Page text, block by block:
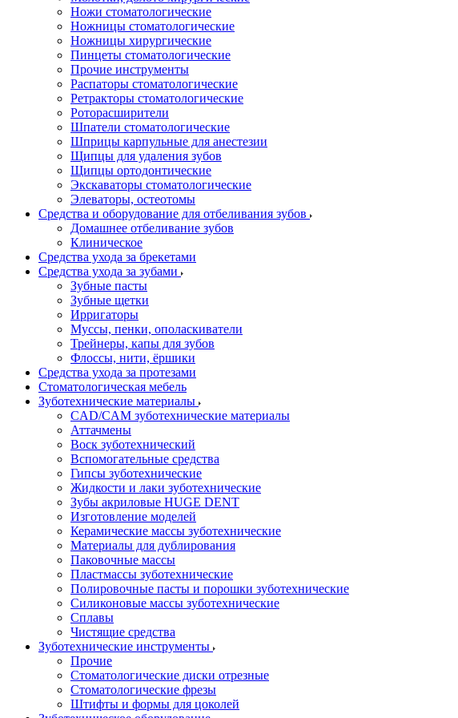
Ножи стоматологические
Ножницы стоматологические
Ножницы хирургические
Пинцеты стоматологические
Прочие инструменты
Распаторы стоматологические
Ретракторы стоматологические
Роторасширители
Шпатели стоматологические
Шприцы карпульные для анестезии
Щипцы для удаления зубов
Щипцы ортодонтические
Экскаваторы стоматологические
Элеваторы, остеотомы
Средства и оборудование для отбеливания зубов
Домашнее отбеливание зубов
Клиническое
Средства ухода за брекетами
Средства ухода за зубами
Зубные пасты
Зубные щетки
Ирригаторы
Муссы, пенки, ополаскиватели
Трейнеры, капы для зубов
Флоссы, нити, ёршики
Средства ухода за протезами
Стоматологическая мебель
Зуботехнические материалы
CAD/CAM зуботехнические материалы
Аттачмены
Воск зуботехнический
Вспомогательные средства
Гипсы зуботехнические
Жидкости и лаки зуботехнические
Зубы акриловые HUGE DENT
Изготовление моделей
Керамические массы зуботехнические
Материалы для дублирования
Паковочные массы
Пластмассы зуботехнические
Полировочные пасты и порошки зуботехнические
Силиконовые массы зуботехнические
Сплавы
Чистящие средства
Зуботехнические инструменты
Прочие
Стоматологические диски отрезные
Стоматологические фрезы
Штифты и формы для цоколей